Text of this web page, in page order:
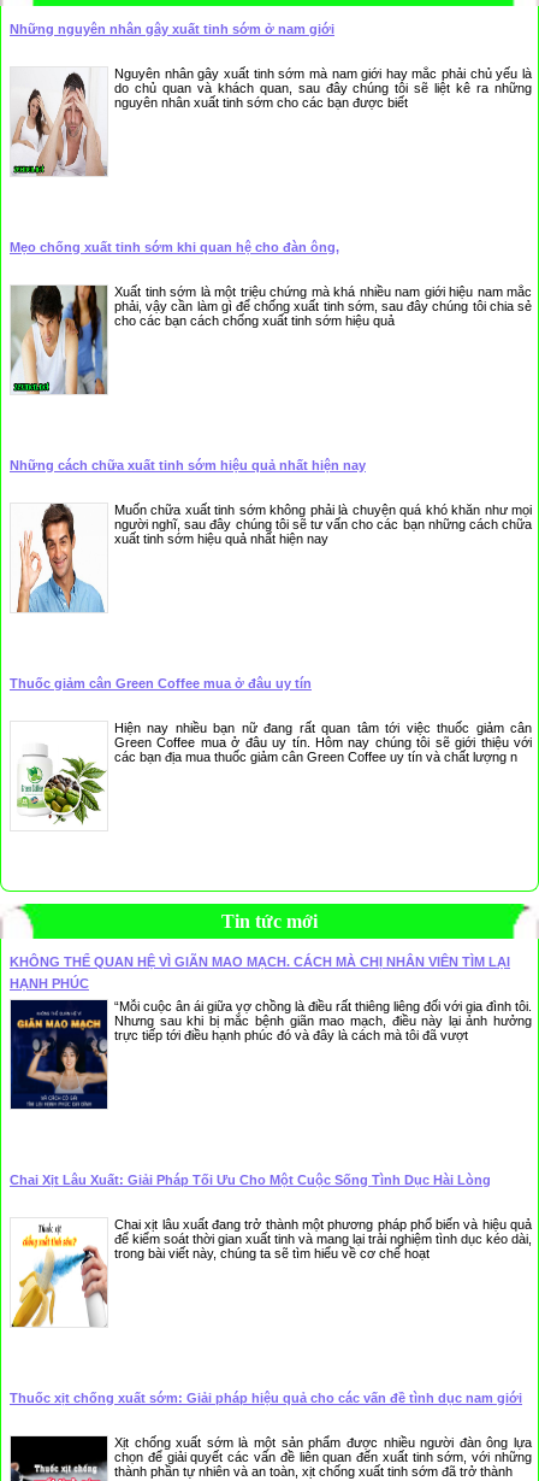
Những nguyên nhân gây xuất tinh sớm ở nam giới
Nguyên nhân gây xuất tinh sớm mà nam giới hay mắc phải chủ yếu là
do chủ quan và khách quan, sau đây chúng tôi sẽ liệt kê ra những
nguyên nhân xuất tinh sớm cho các bạn được biết
Mẹo chống xuất tinh sớm khi quan hệ cho đàn ông,
Xuất tinh sớm là một triệu chứng mà khá nhiều nam giới hiệu nam mắc
phải, vậy cần làm gì để chống xuất tinh sớm, sau đây chúng tôi chia sẻ
cho các bạn cách chống xuất tinh sớm hiệu quả
Những cách chữa xuất tinh sớm hiệu quả nhất hiện nay
Muốn chữa xuất tinh sớm không phải là chuyện quá khó khăn như mọi
người nghĩ, sau đây chúng tôi sẽ tư vấn cho các bạn những cách chữa
xuất tinh sớm hiệu quả nhất hiện nay
Thuốc giảm cân Green Coffee mua ở đâu uy tín
Hiện nay nhiều bạn nữ đang rất quan tâm tới việc thuốc giảm cân
Green Coffee mua ở đâu uy tín. Hôm nay chúng tôi sẽ giới thiệu với
các bạn địa mua thuốc giảm cân Green Coffee uy tín và chất lượng n
Tin tức mới
KHÔNG THỂ QUAN HỆ VÌ GIÃN MAO MẠCH. CÁCH MÀ CHỊ NHÂN VIÊN TÌM LẠI
HẠNH PHÚC
“Mỗi cuộc ân ái giữa vợ chồng là điều rất thiêng liêng đối với gia đình tôi.
Nhưng sau khi bị mắc bệnh giãn mao mạch, điều này lại ảnh hưởng
trực tiếp tới điều hạnh phúc đó và đây là cách mà tôi đã vượt
Chai Xịt Lâu Xuất: Giải Pháp Tối Ưu Cho Một Cuộc Sống Tình Dục Hài Lòng
Chai xịt lâu xuất đang trở thành một phương pháp phổ biến và hiệu quả
để kiểm soát thời gian xuất tinh và mang lại trải nghiệm tình dục kéo dài,
trong bài viết này, chúng ta sẽ tìm hiểu về cơ chế hoạt
Thuốc xịt chống xuất sớm: Giải pháp hiệu quả cho các vấn đề tình dục nam giới
Xịt chống xuất sớm là một sản phẩm được nhiều người đàn ông lựa
chọn để giải quyết các vấn đề liên quan đến xuất tinh sớm, với những
thành phần tự nhiên và an toàn, xịt chống xuất tinh sớm đã trở thành